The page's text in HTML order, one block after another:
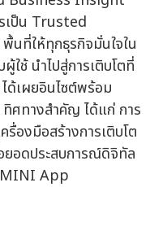
เป็น Trusted
นที่ให้ทุกธุรกิจมั่นใจใน
ช้ นำไปสู่การเติบโตที่
ด้เผยอินไซต์พร้อม
ศทางสำคัญ ได้แก่ การ
องมือสร้างการเติบโต
อดประสบการณ์ดิจิทัล
App